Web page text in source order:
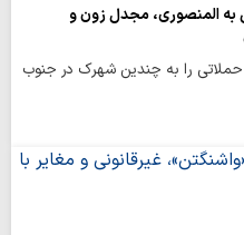
به المنصوری، مجدل زون و
حملاتی را به چندین شهرک در جنوب